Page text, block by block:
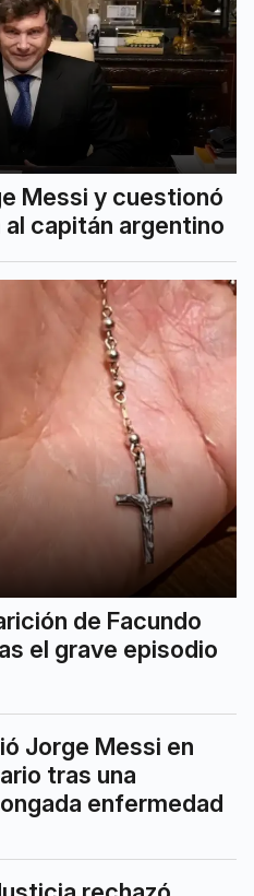
Messi y cuestionó
capitán argentino
de Facundo
el grave episodio
Jorge Messi en
tras una
enfermedad